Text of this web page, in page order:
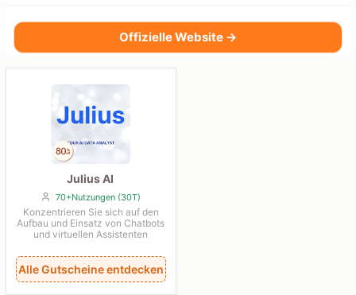
Offizielle Website →
Julius AI
70+Nutzungen (30T)
Konzentrieren Sie sich auf den
Aufbau und Einsatz von Chatbots
und virtuellen Assistenten
Alle Gutscheine entdecken